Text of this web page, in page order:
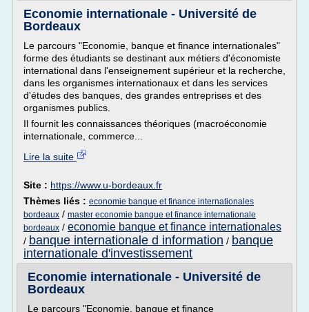
Economie internationale - Université de
Bordeaux
Le parcours "Economie, banque et finance internationales"
forme des étudiants se destinant aux métiers d'économiste
international dans l'enseignement supérieur et la recherche,
dans les organismes internationaux et dans les services
d'études des banques, des grandes entreprises et des
organismes publics.
Il fournit les connaissances théoriques (macroéconomie
internationale, commerce...
Lire la suite
Site : https://www.u-bordeaux.fr
Thèmes liés : economie banque et finance internationales
bordeaux / master economie banque et finance internationale
bordeaux / economie banque et finance internationales
/ banque internationale d information / banque
internationale d'investissement
Economie internationale - Université de
Bordeaux
Le parcours "Economie, banque et finance